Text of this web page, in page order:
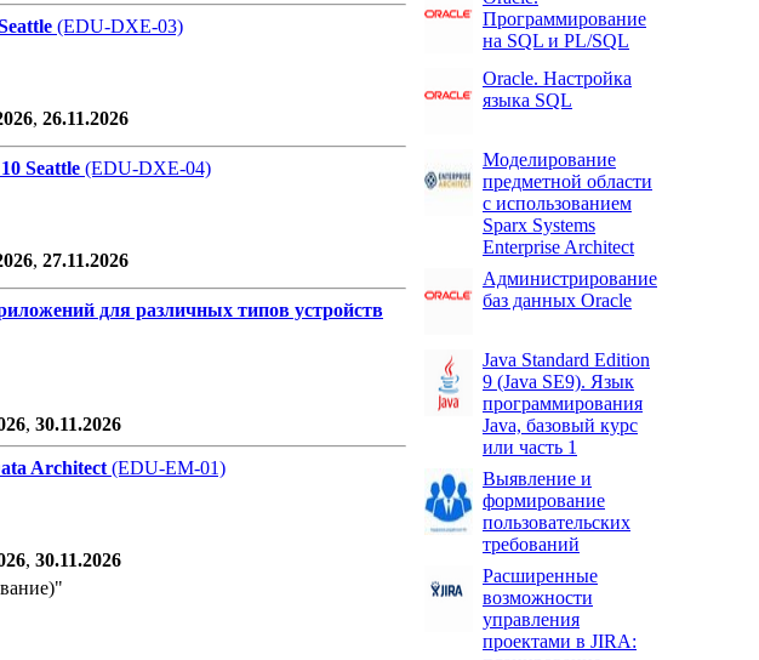
(EDU-DXE-03)
, 26.11.2026
Seattle (EDU-DXE-04)
, 27.11.2026
для различных типов устройств
, 30.11.2026
Architect (EDU-EM-01)
, 30.11.2026
Программирование
на SQL и PL/SQL
Oracle. Настройка
языка SQL
Моделирование
предметной области
с использованием
Sparx Systems
Enterprise Architect
Администрирование
баз данных Oracle
Java Standard Edition
9 (Java SE9). Язык
программирования
Java, базовый курс
или часть 1
Выявление и
формирование
пользовательских
требований
Расширенные
возможности
управления
проектами в JIRA: